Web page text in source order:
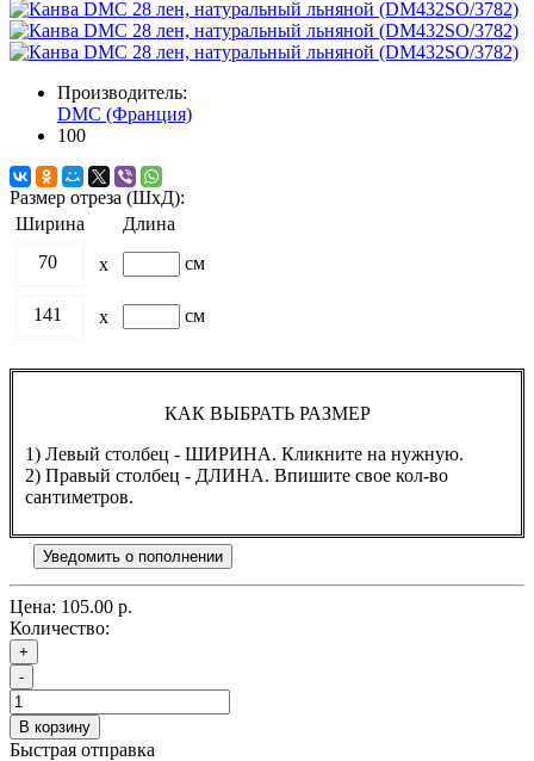
Производитель:
DMC (Франция)
100
Размер отреза (ШхД):
Ширина
Длина
70
x см
141 x см
КАК ВЫБРАТЬ РАЗМЕР
1) Левый столбец - ШИРИНА. Кликните на нужную.
2) Правый столбец - ДЛИНА. Впишите свое кол-во
сантиметров.
Уведомить о пополнении
Цена: 105.00 р.
Количество:
+
-
В корзину
Быстрая отправка